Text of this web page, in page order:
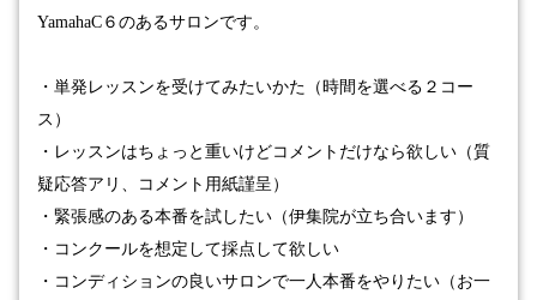
YamahaC ６のあるサロンです。
・単発レッスンを受けてみたいかた（時間を選べる２コー
ス）
・レッスンはちょっと重いけどコメントだけなら欲しい（質
疑応答アリ、コメント用紙謹呈）
・緊張感のある本番を試したい（伊集院が立ち合います）
・コンクールを想定して採点して欲しい
・コンディションの良いサロンで一人本番をやりたい（お一